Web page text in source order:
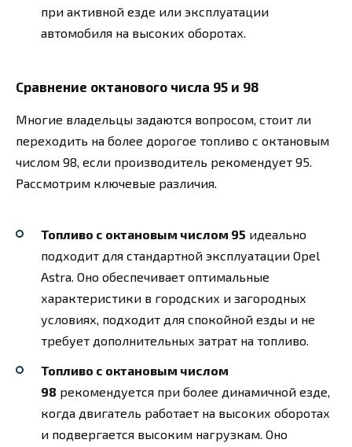
при активной езде или эксплуатации
автомобиля на высоких оборотах.
Сравнение октанового числа 95 и 98
Многие владельцы задаются вопросом, стоит ли
переходить на более дорогое топливо с октановым
числом 98, если производитель рекомендует 95.
Рассмотрим ключевые различия.
Топливо с октановым числом 95 идеально
подходит для стандартной эксплуатации Opel
Astra. Оно обеспечивает оптимальные
характеристики в городских и загородных
условиях, подходит для спокойной езды и не
требует дополнительных затрат на топливо.
Топливо с октановым числом
98 рекомендуется при более динамичной езде,
когда двигатель работает на высоких оборотах
и подвергается высоким нагрузкам. Оно